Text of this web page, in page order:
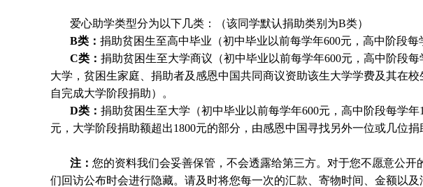
爱心助学类型分为以下几类：（该同学默认捐助类别为B类）
B类： 捐助贫困生至高中毕业（初中毕业以前每学年600元，高中阶段每
C类： 捐助贫困生至大学商议（初中毕业以前每学年600元，高中阶段每
大学，贫困生家庭、捐助者及感恩中国共同商议资助该生大学学费及其在
自完成大学阶段捐助）。
D类： 捐助贫困生至大学（初中毕业以前每学年600元，高中阶段每学年
元，大学阶段捐助额超出1800元的部分，由感恩中国寻找另外一位或几位捐
注： 您的资料我们会妥善保管，不会透露给第三方。对于您不愿意公开
们回访公布时会进行隐藏。请及时将您每一次的汇款、寄物时间、金额以